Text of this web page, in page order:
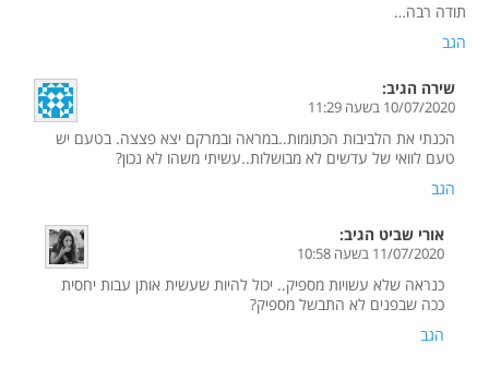
תודה רבה…
הגב
שירה הגיב:
10/07/2020 בשעה 11:29
הכנתי את הלביבות הכתומות..במראה ובמרקם יצא פצצה. בטעם יש
טעם לוואי של עדשים לא מבושלות..עשיתי משהו לא נכון?
הגב
אורי שביט הגיב:
11/07/2020 בשעה 10:58
כנראה שלא עשויות מספיק.. יכול להיות שעשית אותן עבות יחסית
ככה שבפנים לא התבשל מספיק?
הגב